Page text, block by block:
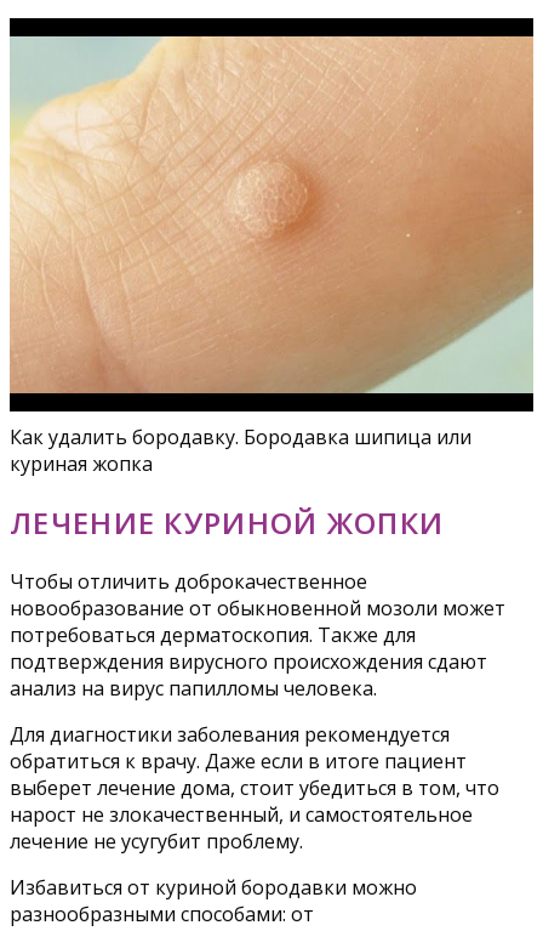
Как удалить бородавку. Бородавка шипица или
куриная жопка
ЛЕЧЕНИЕ КУРИНОЙ ЖОПКИ
Чтобы отличить доброкачественное
новообразование от обыкновенной мозоли может
потребоваться дерматоскопия. Также для
подтверждения вирусного происхождения сдают
анализ на вирус папилломы человека.
Для диагностики заболевания рекомендуется
обратиться к врачу. Даже если в итоге пациент
выберет лечение дома, стоит убедиться в том, что
нарост не злокачественный, и самостоятельное
лечение не усугубит проблему.
Избавиться от куриной бородавки можно
разнообразными способами: от